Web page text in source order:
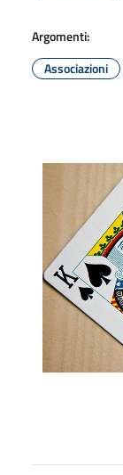
Argomenti:
Associazioni